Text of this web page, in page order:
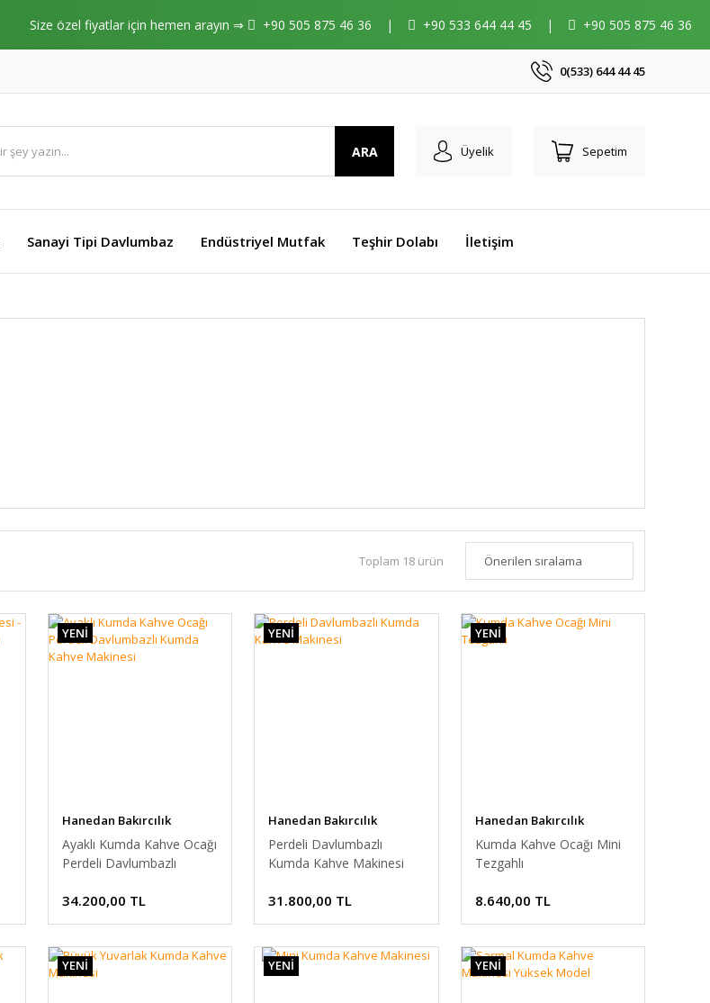
Size özel fiyatlar için hemen arayın ⇒ +90 505 875 46 36 | +90 533 644 44 45 | +90 505 875 46 36
0(533) 644 44 45
ARA Üyelik Sepetim
Sanayi Tipi Davlumbaz Endüstriyel Mutfak Teşhir Dolabı İletişim
Toplam 18 ürün
YENİ
Hanedan Bakırcılık
Ayaklı Kumda Kahve Ocağı
Perdeli Davlumbazlı
34.200,00 TL
YENİ
Hanedan Bakırcılık
Perdeli Davlumbazlı
Kumda Kahve Makinesi
31.800,00 TL
YENİ
Hanedan Bakırcılık
Kumda Kahve Ocağı Mini
Tezgahlı
8.640,00 TL
YENİ YENİ YENİ